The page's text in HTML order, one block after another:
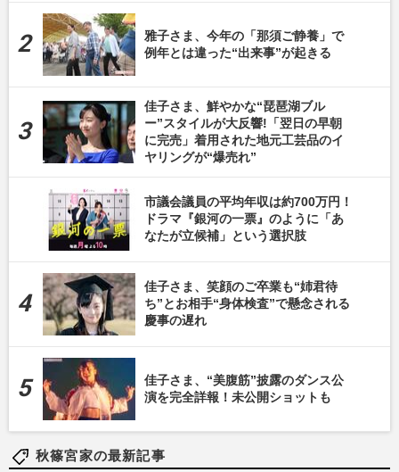
雅子さま、今年の「那須ご静養」で
例年とは違った“出来事”が起きる
佳子さま、鮮やかな“琵琶湖ブル
ー”スタイルが大反響!「翌日の早朝
に完売」着用された地元工芸品のイ
ヤリングが“爆売れ”
市議会議員の平均年収は約700万円！
ドラマ『銀河の一票』のように「あ
なたが立候補」という選択肢
佳子さま、笑顔のご卒業も“姉君待
ち”とお相手“身体検査”で懸念される
慶事の遅れ
佳子さま、“美腹筋”披露のダンス公
演を完全詳報！未公開ショットも
秋篠宮家の最新記事